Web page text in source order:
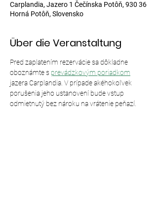
Carplandia, Jazero 1 Čečínska Potôň, 930 36
Horná Potôň, Slovensko
Über die Veranstaltung
Pred zaplatením rezervácie sa dôkladne
oboznámte s prevádzkovým poriadkom
jazera Carplandia. V prípade akéhokoľvek
porušenia jeho ustanovení bude vstup
odmietnutý bez nároku na vrátenie peňazí.